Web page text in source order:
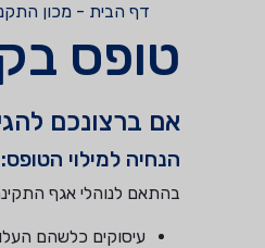
דף הבית - מכון
טופס
אם ברצונכם
הנחיה למילוי הטופס:
בהתאם לנוהלי אגף
עיסוקים כלשהם